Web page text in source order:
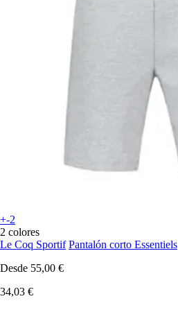
+-2
2 colores
Le Coq Sportif Pantalón corto Essentiels
Desde 55,00 €
34,03 €